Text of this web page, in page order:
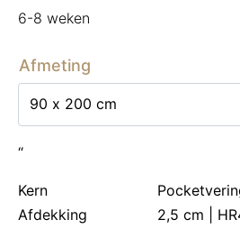
6-8 weken
Afmeting
“
Kern
Afdekking
2,5 cm |